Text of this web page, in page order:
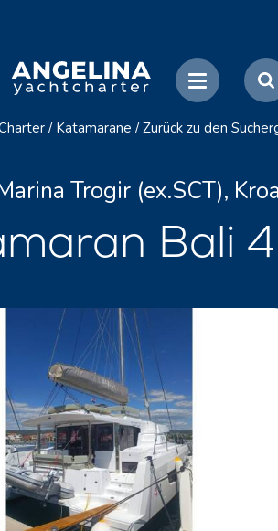
/ Katamarane / Zurück zu den
Trogir (ex.SCT),
Bali